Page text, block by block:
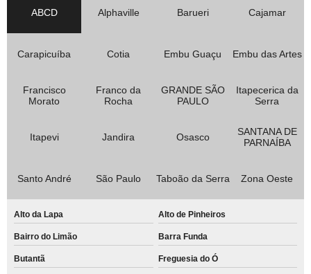
ABCD Alphaville Barueri Cajamar
Carapicuíba Cotia Embu Guaçu Embu das Artes
Francisco
Morato
Franco da
Rocha
GRANDE SÃO
PAULO
Itapecerica da
Serra
Itapevi Jandira Osasco
SANTANA DE
PARNAÍBA
Santo André São Paulo Taboão da Serra Zona Oeste
Alto da Lapa Alto de Pinheiros
Bairro do Limão Barra Funda
Butantã Freguesia do Ó